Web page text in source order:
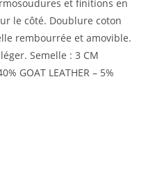
et finitions en
le côté. Doublure coton
rembourrée et amovible.
Semelle : 3 CM
GOAT LEATHER – 5%